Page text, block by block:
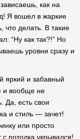
как на
Я вошел в жаркие
что делать. В такие
“Ну как так?!” Но
уровни сразу и
яркий и забавный
и вообще не
Да, есть свои
и стиль — зачет!
или просто
потолка укрывался!